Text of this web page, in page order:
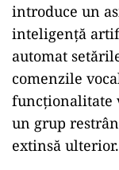
introduce un
inteligență
automat
comenzile
funcționalitate
un grup
extinsă ulterior.